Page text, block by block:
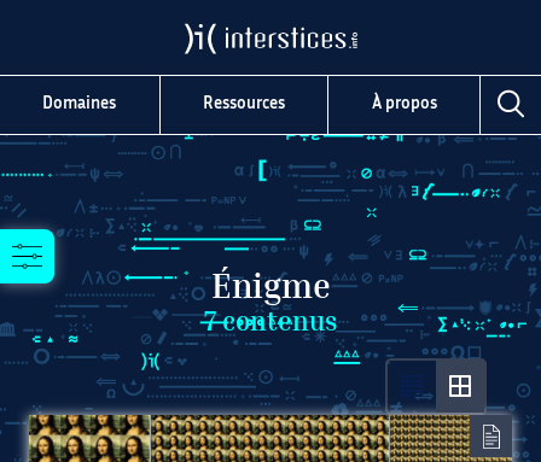
Domaines Ressources À propos
Énigme
7contenus